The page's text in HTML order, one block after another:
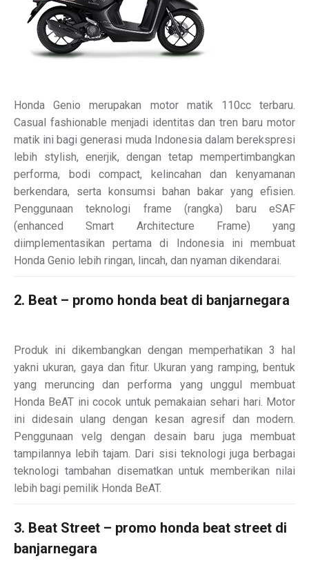
Honda Genio merupakan motor matik 110cc terbaru.
Casual fashionable menjadi identitas dan tren baru motor
matik ini bagi generasi muda Indonesia dalam berekspresi
lebih stylish, enerjik, dengan tetap mempertimbangkan
performa, bodi compact, kelincahan dan kenyamanan
berkendara, serta konsumsi bahan bakar yang efisien.
Penggunaan teknologi frame (rangka) baru eSAF
(enhanced Smart Architecture Frame) yang
diimplementasikan pertama di Indonesia ini membuat
Honda Genio lebih ringan, lincah, dan nyaman dikendarai.
2. Beat – promo honda beat di banjarnegara
Produk ini dikembangkan dengan memperhatikan 3 hal
yakni ukuran, gaya dan fitur. Ukuran yang ramping, bentuk
yang meruncing dan performa yang unggul membuat
Honda BeAT ini cocok untuk pemakaian sehari hari. Motor
ini didesain ulang dengan kesan agresif dan modern.
Penggunaan velg dengan desain baru juga membuat
tampilannya lebih tajam. Dari sisi teknologi juga berbagai
teknologi tambahan disematkan untuk memberikan nilai
lebih bagi pemilik Honda BeAT.
3. Beat Street – promo honda beat street di
banjarnegara